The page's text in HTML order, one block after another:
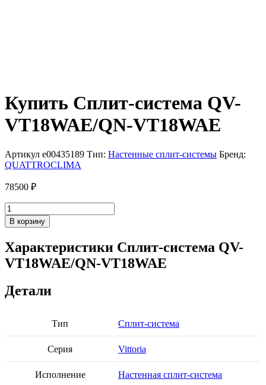
Купить Сплит-система QV-
VT18WAE/QN-VT18WAE
Артикул e00435189 Тип: Настенные сплит-системы Бренд:
QUATTROCLIMA
78500 ₽
Количество
товара
Сплит-
QV-
VT18WAE/QN-
VT18WAE
В корзину
Характеристики Сплит-система QV-
VT18WAE/QN-VT18WAE
Детали
Тип Сплит-система
Серия Vittoria
Исполнение Настенная сплит-система